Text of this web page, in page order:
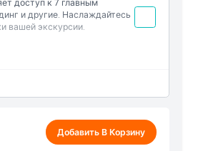
доступ к 7 главным
и другие. Наслаждайтесь
вашей экскурсии.
Добавить В Корзину